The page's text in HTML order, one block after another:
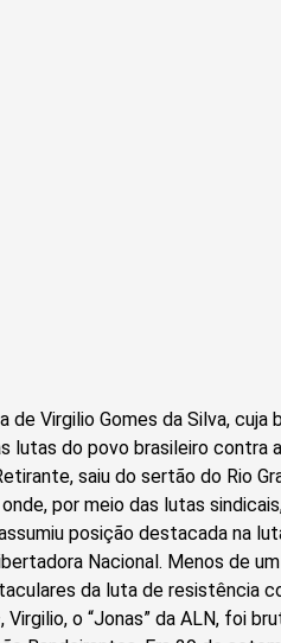
Virgilio Gomes da Silva, cuja
do povo brasileiro contra
saiu do sertão do Rio
por meio das lutas
posição destacada na
Nacional. Menos de
da luta de resistência
o “Jonas” da ALN, foi